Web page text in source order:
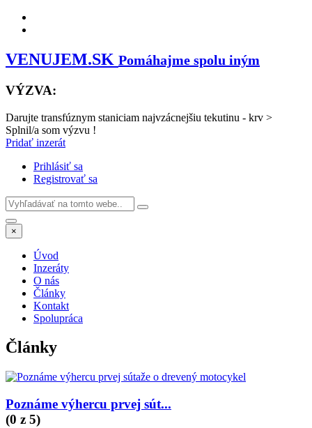
VENUJEM.SK Pomáhajme spolu iným
VÝZVA:
Darujte transfúznym staniciam najvzácnejšiu tekutinu - krv >
Splnil/a som výzvu !
Pridať inzerát
Prihlásiť sa
Registrovať sa
×
Úvod
Inzeráty
O nás
Články
Kontakt
Spolupráca
Články
Poznáme výhercu prvej sút...
(0 z 5)